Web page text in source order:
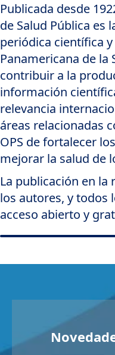
Publicada desde
de Salud Pública es
periódica científica
Panamericana de la
contribuir a la
información
relevancia
áreas relacionadas
OPS de fortalecer
mejorar la salud de
La publicación en la
los autores, y todos
acceso abierto y